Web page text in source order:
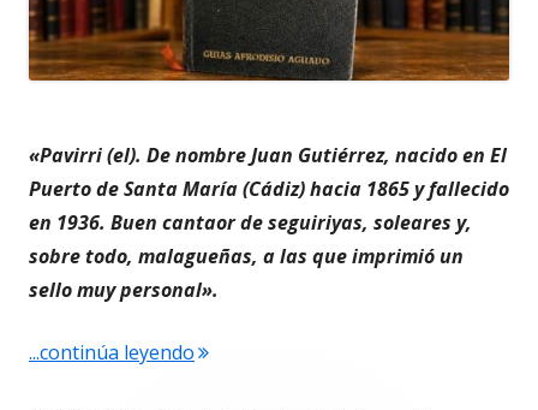
«Pavirri (el). De nombre Juan Gutiérrez, nacido en El
Puerto de Santa María (Cádiz) hacia 1865 y fallecido
en 1936. Buen cantaor de seguiriyas, soleares y,
sobre todo, malagueñas, a las que imprimió un
sello muy personal».
...continúa leyendo"Cuando «el Pavirri» llevaba a El